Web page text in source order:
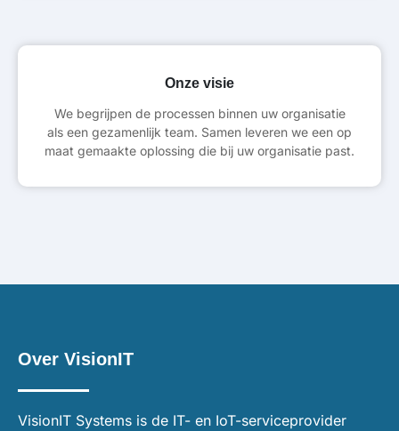
Onze visie
We begrijpen de processen binnen uw organisatie
als een gezamenlijk team. Samen leveren we een op
maat gemaakte oplossing die bij uw organisatie past.
Over VisionIT
VisionIT Systems is de IT- en IoT-serviceprovider